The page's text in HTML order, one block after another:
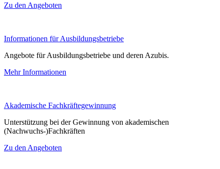
Zu den Angeboten
Informationen für Ausbildungsbetriebe
Angebote für Ausbildungsbetriebe und deren Azubis.
Mehr Informationen
Akademische Fachkräftegewinnung
Unterstützung bei der Gewinnung von akademischen
(Nachwuchs-)Fachkräften
Zu den Angeboten